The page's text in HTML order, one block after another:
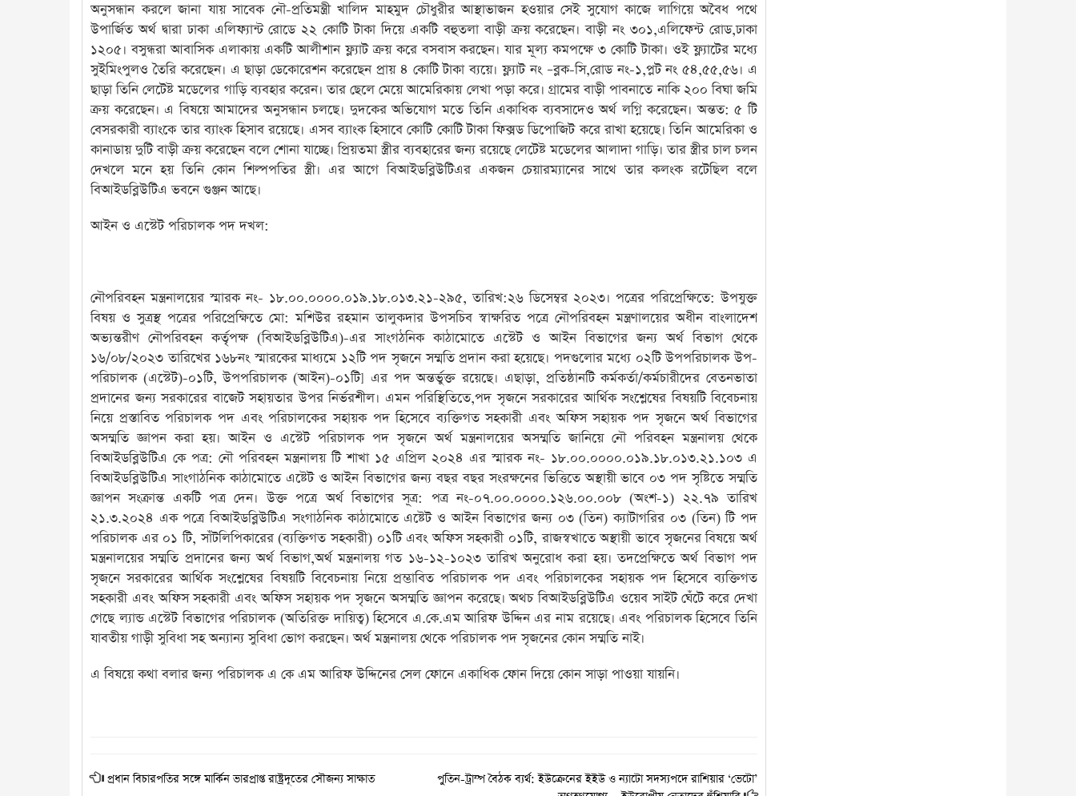
অনুসন্ধান করলে জানা যায় সাবেক নৌ-প্রতিমন্ত্রী খালিদ মাহমুদ চৌধুরীর আস্থাভাজন হওয়ার সেই সুযোগ কাজে লাগিয়ে অবৈধ পথে
উপার্জিত অর্থ দ্বারা ঢাকা এলিফ্যান্ট রোডে ২২ কোটি টাকা দিয়ে একটি বহুতলা বাড়ী ক্রয় করেছেন। বাড়ী নং ৩০১,এলিফেন্ট রোড,ঢাকা
১২০৫। বসুন্ধরা আবাসিক এলাকায় একটি আলীশান ফ্ল্যাট ক্রয় করে বসবাস করছেন। যার মূল্য কমপক্ষে ৩ কোটি টাকা। ওই ফ্ল্যাটের মধ্যে
সুইমিংপুলও তৈরি করেছেন। এ ছাড়া ডেকোরেশন করেছেন প্রায় ৪ কোটি টাকা ব্যয়ে। ফ্ল্যাট নং –ব্লক-সি,রোড নং-১,প্লট নং ৫৪,৫৫,৫৬। এ
ছাড়া তিনি লেটেষ্ট মডেলের গাড়ি ব্যবহার করেন। তার ছেলে মেয়ে আমেরিকায় লেখা পড়া করে। গ্রামের বাড়ী পাবনাতে নাকি ২০০ বিঘা জমি
ক্রয় করেছেন। এ বিষয়ে আমাদের অনুসন্ধান চলছে। দুদকের অভিযোগ মতে তিনি একাধিক ব্যবসাদেও অর্থ লগ্নি করেছেন। অন্তত: ৫ টি
বেসরকারী ব্যাংকে তার ব্যাংক হিসাব রয়েছে। এসব ব্যাংক হিসাবে কোটি কোটি টাকা ফিক্সড ডিপোজিট করে রাখা হয়েছে। তিনি আমেরিকা ও
কানাডায় দুটি বাড়ী ক্রয় করেছেন বলে শোনা যাচ্ছে। প্রিয়তমা স্ত্রীর ব্যবহারের জন্য রয়েছে লেটেষ্ট মডেলের আলাদা গাড়ি। তার স্ত্রীর চাল চলন
দেখলে মনে হয় তিনি কোন শিল্পপতির স্ত্রী। এর আগে বিআইডব্লিউটিএর একজন চেয়ারম্যানের সাথে তার কলংক রটেছিল বলে
বিআইডব্লিউটিএ ভবনে গুঞ্জন আছে।
আইন ও এস্টেট পরিচালক পদ দখল:
নৌপরিবহন মন্ত্রনালয়ের স্মারক নং- ১৮.০০.০০০০.০১৯.১৮.০১৩.২১-২৯৫, তারিখ:২৬ ডিসেম্বর ২০২৩। পত্রের পরিপ্রেক্ষিতে: উপযুক্ত
বিষয় ও সুত্রস্থ পত্রের পরিপ্রেক্ষিতে মো: মশিউর রহমান তালুকদার উপসচিব স্বাক্ষরিত পত্রে নৌপরিবহন মন্ত্রণালয়ের অধীন বাংলাদেশ
অভ্যন্তরীণ নৌপরিবহন কর্তৃপক্ষ (বিআইডব্লিউটিএ)-এর সাংগঠনিক কাঠামোতে এস্টেট ও আইন বিভাগের জন্য অর্থ বিভাগ থেকে
১৬/০৮/২০২৩ তারিখের ১৬৮নং স্মারকের মাধ্যমে ১২টি পদ সৃজনে সম্মতি প্রদান করা হয়েছে। পদগুলোর মধ্যে ০২টি উপপরিচালক উপ-
পরিচালক (এস্টেট)-০১টি, উপপরিচালক (আইন)-০১টি] এর পদ অন্তর্ভুক্ত রয়েছে। এছাড়া, প্রতিষ্ঠানটি কর্মকর্তা/কর্মচারীদের বেতনভাতা
প্রদানের জন্য সরকারের বাজেট সহায়তার উপর নির্ভরশীল। এমন পরিস্থিতিতে,পদ সৃজনে সরকারের আর্থিক সংশ্লেষের বিষয়টি বিবেচনায়
নিয়ে প্রস্তাবিত পরিচালক পদ এবং পরিচালকের সহায়ক পদ হিসেবে ব্যক্তিগত সহকারী এবং অফিস সহায়ক পদ সৃজনে অর্থ বিভাগের
অসম্মতি জ্ঞাপন করা হয়। আইন ও এস্টেট পরিচালক পদ সৃজনে অর্থ মন্ত্রনালয়ের অসম্মতি জানিয়ে নৌ পরিবহন মন্ত্রনালয় থেকে
বিআইডব্লিউটিএ কে পত্র: নৌ পরিবহন মন্ত্রনালয় টি শাখা ১৫ এপ্রিল ২০২৪ এর স্মারক নং- ১৮.০০.০০০০.০১৯.১৮.০১৩.২১.১০৩ এ
বিআইডব্লিউটিএ সাংগাঠনিক কাঠামোতে এষ্টেট ও আইন বিভাগের জন্য বছর বছর সংরক্ষনের ভিত্তিতে অস্থায়ী ভাবে ০৩ পদ সৃষ্টিতে সম্মতি
জ্ঞাপন সংক্রান্ত একটি পত্র দেন। উক্ত পত্রে অর্থ বিভাগের সূত্র: পত্র নং-০৭.০০.০০০০.১২৬.০০.০০৮ (অংশ-১) ২২.৭৯ তারিখ
২১.৩.২০২৪ এক পত্রে বিআইডব্লিউটিএ সংগাঠনিক কাঠামোতে এষ্টেট ও আইন বিভাগের জন্য ০৩ (তিন) ক্যাটাগরির ০৩ (তিন) টি পদ
পরিচালক এর ০১ টি, সাঁটলিপিকারের (ব্যক্তিগত সহকারী) ০১টি এবং অফিস সহকারী ০১টি, রাজস্বখাতে অস্থায়ী ভাবে সৃজনের বিষয়ে অর্থ
মন্ত্রনালয়ের সম্মতি প্রদানের জন্য অর্থ বিভাগ,অর্থ মন্ত্রনালয় গত ১৬-১২-১০২৩ তারিখ অনুরোধ করা হয়। তদপ্রেক্ষিতে অর্থ বিভাগ পদ
সৃজনে সরকারের আর্থিক সংশ্লেষের বিষয়টি বিবেচনায় নিয়ে প্রম্ভাবিত পরিচালক পদ এবং পরিচালকের সহায়ক পদ হিসেবে ব্যক্তিগত
সহকারী এবং অফিস সহকারী এবং অফিস সহায়ক পদ সৃজনে অসম্মতি জ্ঞাপন করেছে। অথচ বিআইডব্লিউটিএ ওয়েব সাইট ঘেঁটে করে দেখা
গেছে ল্যান্ড এস্টেট বিভাগের পরিচালক (অতিরিক্ত দায়িত্ব) হিসেবে এ.কে.এম আরিফ উদ্দিন এর নাম রয়েছে। এবং পরিচালক হিসেবে তিনি
যাবতীয় গাড়ী সুবিধা সহ অন্যান্য সুবিধা ভোগ করছেন। অর্থ মন্ত্রনালয় থেকে পরিচালক পদ সৃজনের কোন সম্মতি নাই।
এ বিষয়ে কথা বলার জন্য পরিচালক এ কে এম আরিফ উদ্দিনের সেল ফোনে একাধিক ফোন দিয়ে কোন সাড়া পাওয়া যায়নি।
প্রধান বিচারপতির সঙ্গে মার্কিন ভারপ্রাপ্ত রাষ্ট্রদূতের সৌজন্য সাক্ষাত
পুতিন-ট্রাম্প বৈঠক ব্যর্থ: ইউক্রেনের ইইউ ও ন্যাটো সদস্যপদে রাশিয়ার ‘ভেটো’